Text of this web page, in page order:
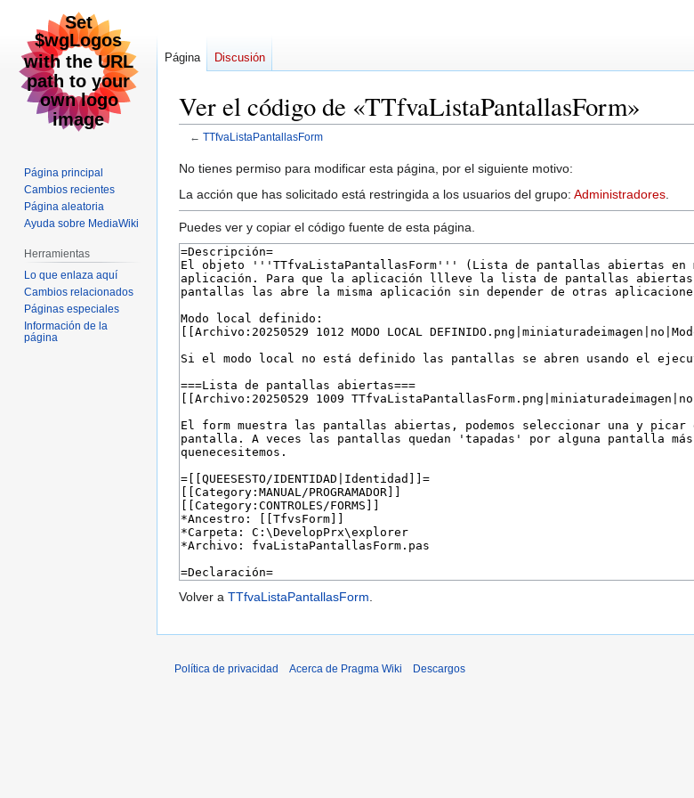
Ver el código de «TTfvaListaPantallasForm»
← TTfvaListaPantallasForm
Ir
a
navegación
Ir
a
búsqueda
No tienes permiso para modificar esta página, por el siguiente motivo:
La acción que has solicitado está restringida a los usuarios del grupo: Administradores
Puedes ver y copiar el código fuente de esta página.
Volver a TTfvaListaPantallasForm.
Página Discusión
Página principal
Cambios recientes
Página aleatoria
Ayuda sobre MediaWiki
Herramientas
Lo que enlaza aquí
Cambios relacionados
Páginas especiales
Información de la
página
Política de privacidad Acerca de Pragma Wiki Descargos